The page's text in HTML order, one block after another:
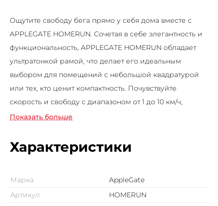
Ощутите свободу бега прямо у себя дома вместе с
APPLEGATE HOMERUN. Сочетая в себе элегантность и
функциональность, APPLEGATE HOMERUN обладает
ультратонкой рамой, что делает его идеальным
выбором для помещений с небольшой квадратурой
или тех, кто ценит компактность. Почувствуйте
скорость и свободу с диапазоном от 1 до 10 км/ч,
позволяющим настроить тренировку под свой ритм и
Schneider Electric (с пиковой мощностью 2.2 л.с.), вы
сможете наслаждаться бесшумным и плавным бегом.
покрытием обеспечивает надежное сцепление с
вашей обувью и безопасность во время тренировки.
Показать больше
Характеристики
Марка
AppleGate
Артикул
HOMERUN